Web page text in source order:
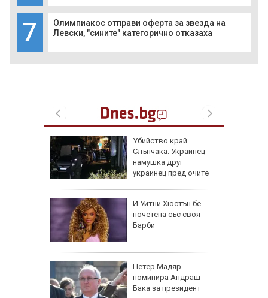
7
Олимпиакос отправи оферта за звезда на
Левски, "сините" категорично отказаха
Убийство край
Слънчака: Украинец
намушка друг
украинец пред очите
И Уитни Хюстън бе
почетена със своя
Барби
Петер Мадяр
номинира Андраш
Бака за президент